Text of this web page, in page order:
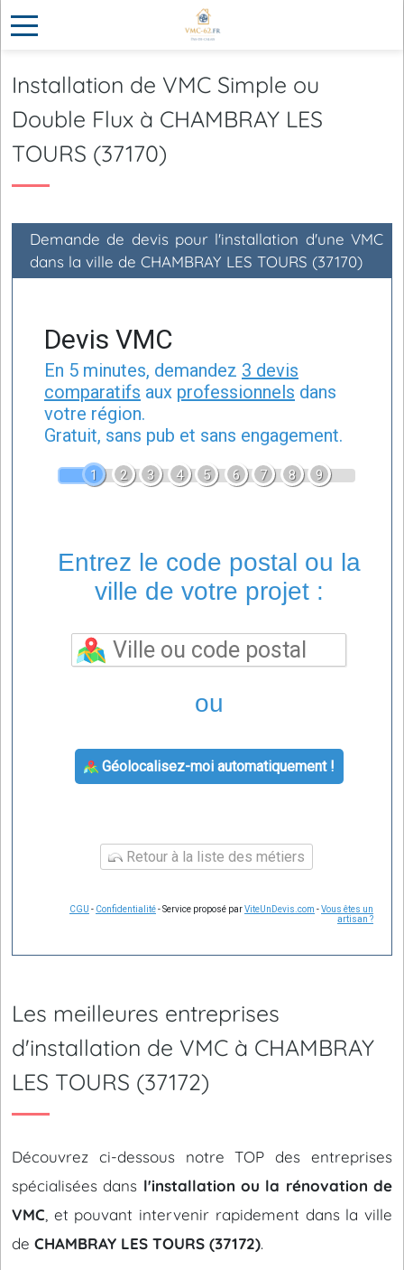
Installation de VMC Simple ou
Double Flux à CHAMBRAY LES
TOURS (37170)
Demande de devis pour l'installation d'une VMC
dans la ville de CHAMBRAY LES TOURS (37170)
Devis VMC
En 5 minutes, demandez 3 devis
comparatifs aux professionnels dans
votre région.
Gratuit, sans pub et sans engagement.
1 2 3 4 5 6 7 8 9
Entrez le code postal ou la
ville de votre projet :
ou
Géolocalisez-moi automatiquement !
Retour à la liste des métiers
CGU - Confidentialité- Service proposé parViteUnDevis.com -Vous êtes un
artisan ?
Les meilleures entreprises
d'installation de VMC à CHAMBRAY
LES TOURS (37172)
Découvrez ci-dessous notre TOP des entreprises
spécialisées dans l'installation ou la rénovation de
VMC , et pouvant intervenir rapidement dans la ville
de CHAMBRAY LES TOURS (37172).